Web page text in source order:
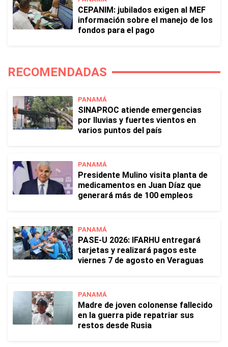
CEPANIM: jubilados exigen al MEF
información sobre el manejo de los
fondos para el pago
RECOMENDADAS
PANAMÁ
SINAPROC atiende emergencias
por lluvias y fuertes vientos en
varios puntos del país
PANAMÁ
Presidente Mulino visita planta de
medicamentos en Juan Díaz que
generará más de 100 empleos
PANAMÁ
PASE-U 2026: IFARHU entregará
tarjetas y realizará pagos este
viernes 7 de agosto en Veraguas
PANAMÁ
Madre de joven colonense fallecido
en la guerra pide repatriar sus
restos desde Rusia